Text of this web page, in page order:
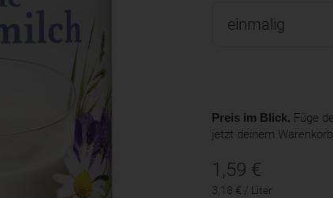
Preis im Blick. Füge
jetzt deinem Warenkorb
1,59 €
3,18 € / Liter